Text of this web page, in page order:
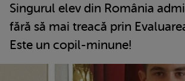
Singurul elev din România
fără să mai treacă prin
Este un copil-minune!